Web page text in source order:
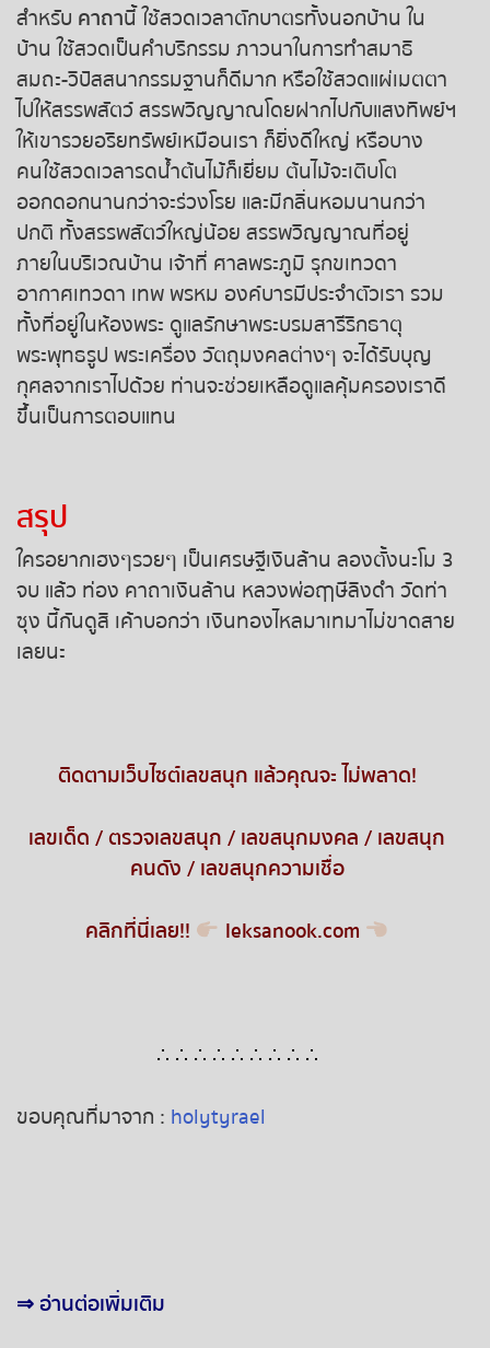
หวยหุ้นอังกฤษ
หวยหุ้นรัสเซีย
หวยหุ้นอินเดีย
หวยหุ้นดาวโจนส์
สำหรับ คาถานี้ ใช้สวดเวลาตักบาตรทั้งนอกบ้าน ใน
บ้าน ใช้สวดเป็นคำบริกรรม ภาวนาในการทำสมาธิ
สมถะ-วิปัสสนากรรมฐานก็ดีมาก หรือใช้สวดแผ่เมตตา
ไปให้สรรพสัตว์ สรรพวิญญาณโดยฝากไปกับแสงทิพย์ฯ
ให้เขารวยอริยทรัพย์เหมือนเรา ก็ยิ่งดีใหญ่ หรือบาง
คนใช้สวดเวลารดน้ำต้นไม้ก็เยี่ยม ต้นไม้จะเติบโต
ออกดอกนานกว่าจะร่วงโรย และมีกลิ่นหอมนานกว่า
ปกติ ทั้งสรรพสัตว์ใหญ่น้อย สรรพวิญญาณที่อยู่
ภายในบริเวณบ้าน เจ้าที่ ศาลพระภูมิ รุกขเทวดา
อากาศเทวดา เทพ พรหม องค์บารมีประจำตัวเรา รวม
ทั้งที่อยู่ในห้องพระ ดูแลรักษาพระบรมสารีริกธาตุ
พระพุทธรูป พระเครื่อง วัตถุมงคลต่างๆ จะได้รับบุญ
กุศลจากเราไปด้วย ท่านจะช่วยเหลือดูแลคุ้มครองเราดี
ขึ้นเป็นการตอบแทน
สรุป
ใครอยากเฮงๆรวยๆ เป็นเศรษฐีเงินล้าน ลองตั้งนะโม 3
จบ แล้ว ท่อง คาถาเงินล้าน หลวงพ่อฤาษีลิงดำ วัดท่า
ซุง นี้กันดูสิ เค้าบอกว่า เงินทองไหลมาเทมาไม่ขาดสาย
เลยนะ
ติดตามเว็บไซต์เลขสนุก แล้วคุณจะ ไม่พลาด!
เลขเด็ด /ตรวจเลขสนุก / เลขสนุกมงคล / เลขสนุก
คนดัง / เลขสนุกความเชื่อ
คลิกที่นี่เลย!! leksanook.com
∴ ∴ ∴ ∴ ∴ ∴ ∴ ∴ ∴
ขอบคุณที่มาจาก : holytyrael
⇒อ่านต่อเพิ่มเติม